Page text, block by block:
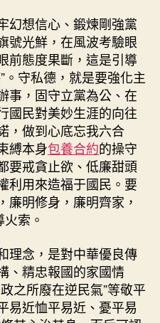
幻想信心、鍛煉剛強黨
號光鮮，在風波考驗眼
前態度果斷，這是引導
。守私德，就是要強化主
事，固守立黨為公、在
國民對美妙生涯的向往
，做到心底忘我六合
縛本身包養合約的操守
要戒貪止欲、低廉甜頭
利用來造福于國民。要
廉明修身，廉明齊家，
索。
理念，是對中華優良傳
、精忠報國的家國情
之所廢在逆民氣”等敬平
易近恤平易近、憂平易